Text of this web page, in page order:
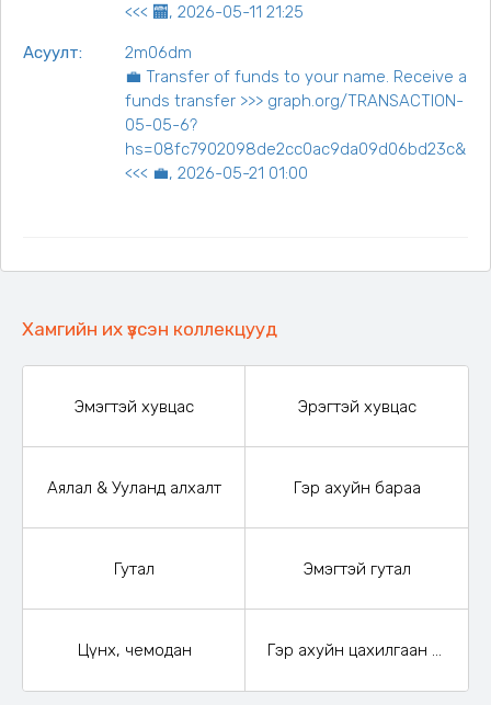
<<< 🏧, 2026-05-11 21:25
Асуулт:
2m06dm
💼 Transfer of funds to your name. Receive a
funds transfer >>> graph.org/TRANSACTION-
05-05-6?
hs=08fc7902098de2cc0ac9da09d06bd23c&
<<< 💼, 2026-05-21 01:00
Хамгийн их үзсэн коллекцууд
Эмэгтэй хувцас Эрэгтэй хувцас
Аялал & Ууланд алхалт Гэр ахуйн бараа
Гутал Эмэгтэй гутал
Цүнх, чемодан Гэр ахуйн цахилгаан бараа